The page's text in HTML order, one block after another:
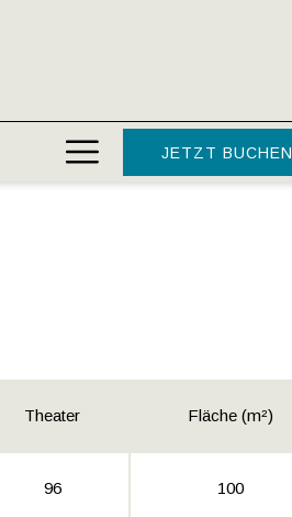
Hamburger
Menu
JETZT BUCHEN
Theater Fläche (m²)
96 100